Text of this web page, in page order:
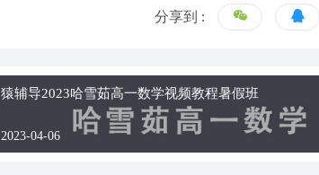
分享到 :
猿辅导2023哈雪茹高一数学视频教程暑假班
2023-04-06